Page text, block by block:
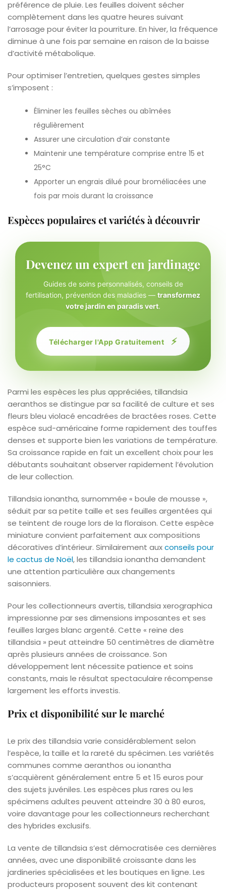
préférence de pluie. Les feuilles doivent sécher
complètement dans les quatre heures suivant
l’arrosage pour éviter la pourriture. En hiver, la fréquence
diminue à une fois par semaine en raison de la baisse
d’activité métabolique.
Pour optimiser l’entretien, quelques gestes simples
s’imposent :
Éliminer les feuilles sèches ou abîmées
régulièrement
Assurer une circulation d’air constante
Maintenir une température comprise entre 15 et
25°C
Apporter un engrais dilué pour broméliacées une
fois par mois durant la croissance
Espèces populaires et variétés à découvrir
Devenez un expert en jardinage
Guides de soins personnalisés, conseils de
fertilisation, prévention des maladies — transformez
votre jardin en paradis vert.
Télécharger l'App Gratuitement ⚡
Parmi les espèces les plus appréciées, tillandsia
aeranthos se distingue par sa facilité de culture et ses
fleurs bleu violacé encadrées de bractées roses. Cette
espèce sud-américaine forme rapidement des touffes
denses et supporte bien les variations de température.
Sa croissance rapide en fait un excellent choix pour les
débutants souhaitant observer rapidement l’évolution
de leur collection.
Tillandsia ionantha, surnommée « boule de mousse »,
séduit par sa petite taille et ses feuilles argentées qui
se teintent de rouge lors de la floraison. Cette espèce
miniature convient parfaitement aux compositions
décoratives d’intérieur. Similairement auxconseils pour
le cactus de Noël, les tillandsia ionantha demandent
une attention particulière aux changements
saisonniers.
Pour les collectionneurs avertis, tillandsia xerographica
impressionne par ses dimensions imposantes et ses
feuilles larges blanc argenté. Cette « reine des
tillandsia » peut atteindre 50 centimètres de diamètre
après plusieurs années de croissance. Son
développement lent nécessite patience et soins
constants, mais le résultat spectaculaire récompense
largement les efforts investis.
Prix et disponibilité sur le marché
Le prix des tillandsia varie considérablement selon
l’espèce, la taille et la rareté du spécimen. Les variétés
communes comme aeranthos ou ionantha
s’acquièrent généralement entre 5 et 15 euros pour
des sujets juvéniles. Les espèces plus rares ou les
spécimens adultes peuvent atteindre 30 à 80 euros,
voire davantage pour les collectionneurs recherchant
des hybrides exclusifs.
La vente de tillandsia s’est démocratisée ces dernières
années, avec une disponibilité croissante dans les
jardineries spécialisées et les boutiques en ligne. Les
producteurs proposent souvent des kit contenant